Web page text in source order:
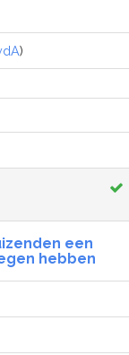
)
een
hebben